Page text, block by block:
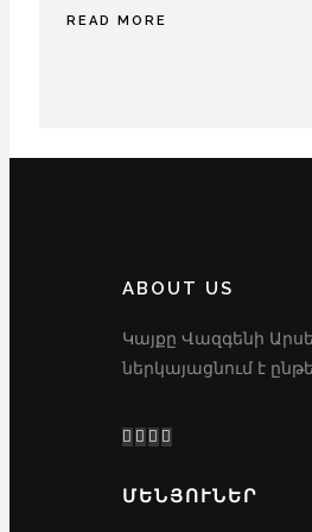
READ MORE
ABOUT US
Կայքը Վազգենի
ներկայացնում է
ՄԵՆՅՈՒՆԵՐ